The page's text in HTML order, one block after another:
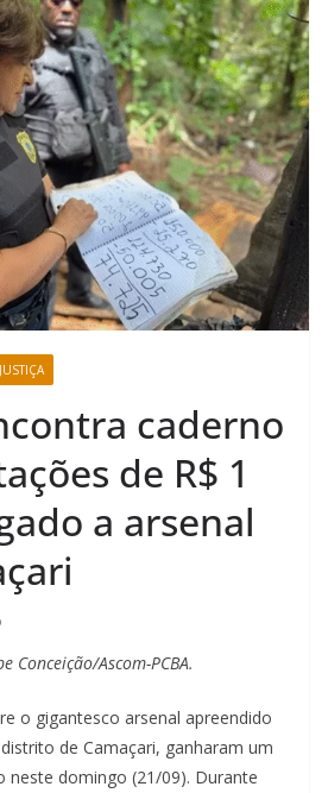
caderno
de R$ 1
a arsenal
Conceição/Ascom-PCBA.
o gigantesco arsenal apreendido
de Camaçari, ganharam um
neste domingo (21/09). Durante